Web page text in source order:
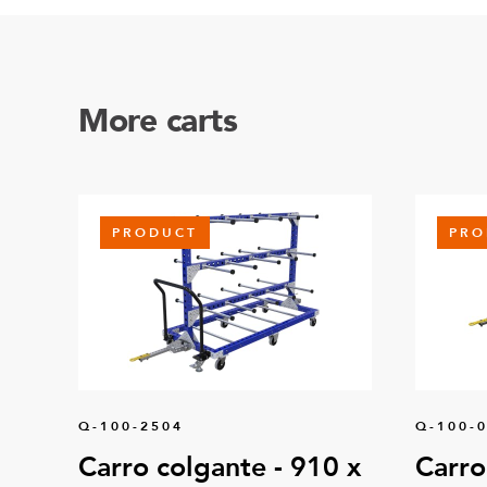
More carts
PRODUCT
Q-100-2504
Carro colgante - 910 x
Q-100-